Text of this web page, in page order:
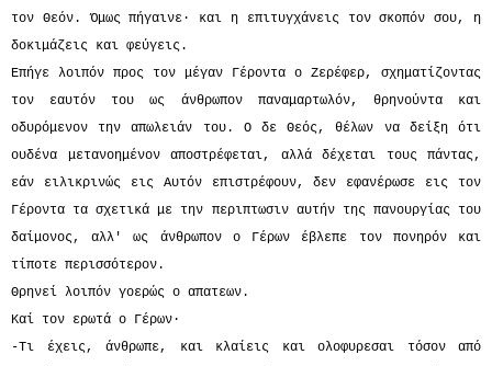
τον Θεόν. Όμως πήγαινε· και η επιτυγχάνεις τον σκοπόν σου, η
δοκιμάζεις και φεύγεις.
Επήγε λοιπόν προς τον μέγαν Γέροντα ο Ζερέφερ, σχηματίζοντας
τον εαυτόν του ως άνθρωπον παναμαρτωλόν, θρηνούντα και
οδυρόμενον την απωλειάν του. Ο δε Θεός, θέλων να δείξη ότι
ουδένα μετανοημένον αποστρέφεται, αλλά δέχεται τους πάντας,
εάν ειλικρινώς εις Αυτόν επιστρέφουν, δεν εφανέρωσε εις τον
Γέροντα τα σχετικά με την περιπτωσιν αυτήν της πανουργίας του
δαίμονος, αλλ' ως άνθρωπον ο Γέρων έβλεπε τον πονηρόν και
τίποτε περισσότερον.
Θρηνεί λοιπόν γοερώς ο απατεων.
Καί τον ερωτά ο Γέρων·
-Τι έχεις, άνθρωπε, και κλαίεις και ολοφυρεσαι τόσον από